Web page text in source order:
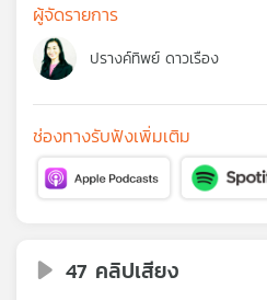
เพลง
และ
กิจกรรม
ผู้จัดรายการ
ปรางค์ทิพย์ ดาวเรือง
ช่องทางรับฟังเพิ่มเติม
47 คลิปเสียง